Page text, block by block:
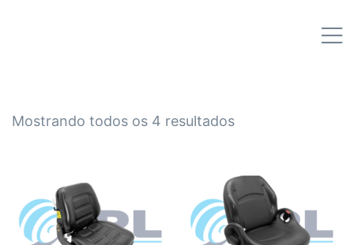
Mostrando todos os 4 resultados